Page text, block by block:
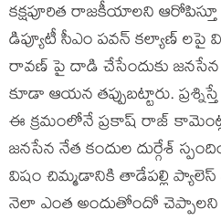
కక్షపూరిత రాజకీయాలని ఆరోపిస్తూ
డిప్యూటీ సీఎం పవన్ కల్యాణ్‌ లపై
రావణ్ పై దాడి చేసేందుకు జనసేన
కూడా ఆయన తప్పుబట్టారు.
ఈ క్రమంలోనే ప్రకాష్ రాజ్
జనసేన నేత కందుల దుర్గేశ్
విషం చిమ్మడానికి తాడేపల్లి ప్యాలెస్
నెలా ఎంత అందుతోందో చెప్పాలని